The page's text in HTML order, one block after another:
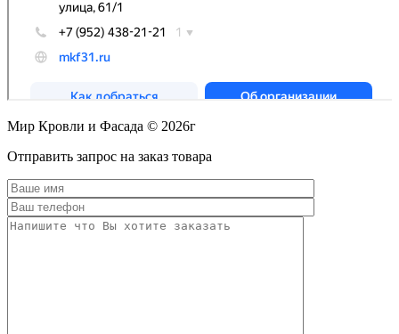
Мир Кровли и Фасада © 2026г
Прокрутить
Отправить запрос на заказ товара